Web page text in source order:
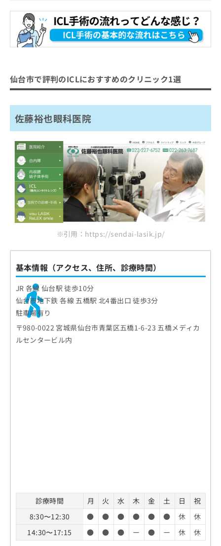
仙台市で評判のICLにおすすめのクリニック1選
佐藤裕也眼科医院
※引用：https://sendai-lasik.jp/
基本情報（アクセス、住所、診療時間）
JR 各線 仙台駅 徒歩10分
仙台市地下鉄 各線 五橋駅 北4番出口 徒歩3分
駐車場有り
〒980-0022 宮城県仙台市青葉区五橋1-6-23 五橋メディカ
ルセンタービル内
診療時間 月 火 水 木 金 土 日
祝
8:30〜12:30
● ● ● ● ● ● 休
休
14:30〜17:15
● ● ● ー ● ー 休
休